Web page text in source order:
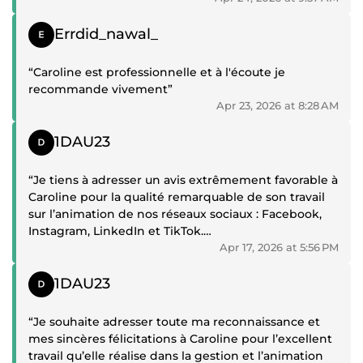
Les résultats obtenus parlent d’eux-mêmes : votre
engagement, votre rigueur et votre créativité font
pleinement à la croissance et au rayonnement de
notre activité.
C’est un réel privilège de pouvoir compter sur une
collaboratrice de votre niveau.
stratégie digitale contribuent fortement à la
visibilité et au rayonnement de notre activité. Grâce
à votre accompagnement, notre communication est
plus impactante, cohérente et performante.
écoute, votre capacité à valoriser nos actions et à
transformer nos idées en contenus engageants. Une
et merci pour votre implication.”
Positive review
Errdid_nawal_
“Caroline est professionnelle et à l'écoute je
recommande vivement”
Apr 23, 2026 at 8:28 AM
Positive review
1DAU23
“Je tiens à adresser un avis extrêmement favorable à
Caroline pour la qualité remarquable de son travail
sur l’animation de nos réseaux sociaux : Facebook,
Instagram, LinkedIn et TikTok.
parfaitement ciblée, pertinente et dynamique, nous
avons non seulement atteint, mais dépassé nos
objectifs d’inscriptions. Son professionnalisme, sa
créativité et sa capacité à comprendre rapidement
nos enjeux ont fait toute la différence.
Apr 17, 2026 at 5:56 PM
Positive review
1DAU23
“Je souhaite adresser toute ma reconnaissance et
mes sincères félicitations à Caroline pour l’excellent
travail qu’elle réalise dans la gestion et l’animation